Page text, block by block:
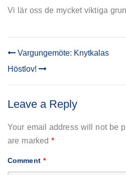
Vi lär oss de mycket viktiga
POST
NAVIGATION
Vargungemöte: Knytkalas
Höstlov!
Leave a Reply
Your email address will not be
are marked*
Comment *